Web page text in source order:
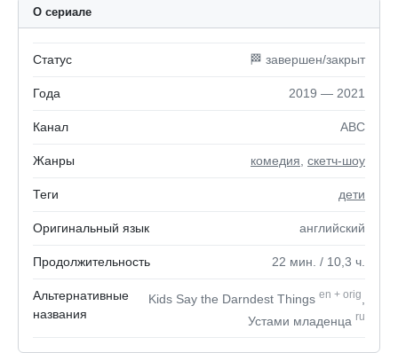
О сериале
Статус 🏁 завершен/закрыт
Года 2019 — 2021
Канал ABC
Жанры комедия скетч-шоу
Теги дети
Оригинальный язык английский
Продолжительность 22 мин. / 10,3 ч.
Альтернативные
названия
Kids Say the Darndest Things en + orig
Устами младенца ru